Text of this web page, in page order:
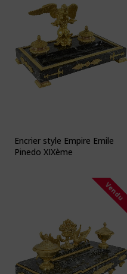
Encrier style Empire Emile
Pinedo XIXème
Vendu